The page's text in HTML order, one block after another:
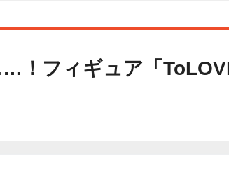
フィギュア「